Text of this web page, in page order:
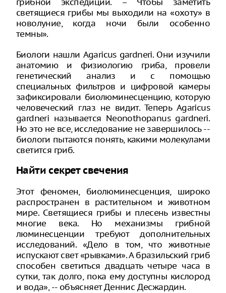
светящиеся грибы мы выходили на «охоту» в
новолуние, когда ночи были особенно
темны».
Биологи нашли Agaricus gardneri. Они изучили
анатомию и физиологию гриба, провели
генетический анализ и с помощью
специальных фильтров и цифровой камеры
зафиксировали биолюминесценцию, которую
человеческий глаз не видит. Теперь Agaricus
gardneri называется Neonothopanus gardneri.
Но это не все, исследование не завершилось --
биологи пытаются понять, какими молекулами
светится гриб.
Найти секрет свечения
Этот феномен, биолюминесценция, широко
распространен в растительном и животном
мире. Светящиеся грибы и плесень известны
многие века. Но механизмы грибной
люминесценции требуют дополнительных
исследований. «Дело в том, что животные
испускают свет «рывками». А бразильский гриб
способен светиться двадцать четыре часа в
сутки, так долго, пока ему доступны кислород
и вода», -- объясняет Деннис Десжардин.